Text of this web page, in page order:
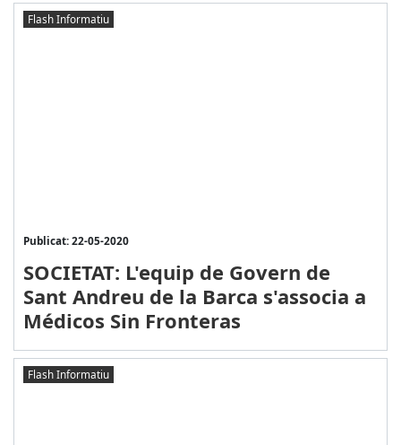
Flash Informatiu
Publicat: 22-05-2020
SOCIETAT: L'equip de Govern de
Sant Andreu de la Barca s'associa a
Médicos Sin Fronteras
Flash Informatiu